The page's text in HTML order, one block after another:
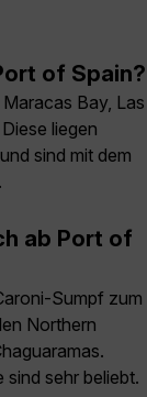
of Spain?
Bay, Las
liegen
sind mit dem
ab Port of
Sumpf zum
Northern
sehr beliebt.